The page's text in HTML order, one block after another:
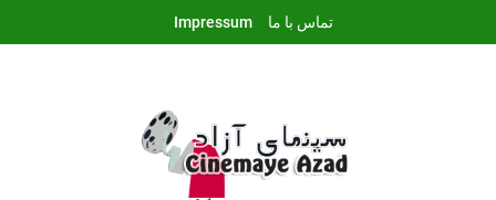
تماس با ما Impressum